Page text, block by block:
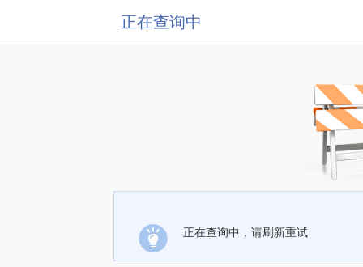
正在查询中
正在查询中，请刷新重试